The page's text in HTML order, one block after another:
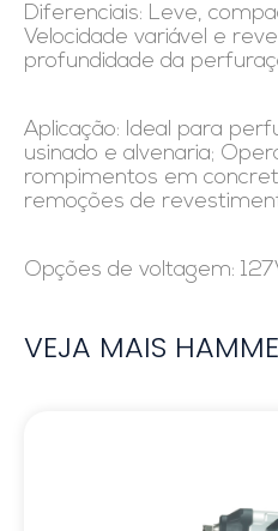
Diferenciais: Leve,
Velocidade variável e
profundidade da
Aplicação: Ideal para
usinado e alvenaria;
rompimentos em
remoções de
Opções de voltagem:
VEJA MAIS